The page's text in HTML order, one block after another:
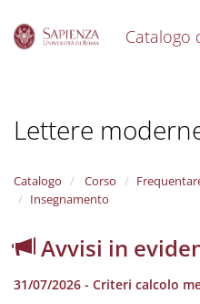
Catalogo
Lettere
Catalogo Corso
Insegnamento
Avvisi in
31/07/2026 - Criteri calcolo